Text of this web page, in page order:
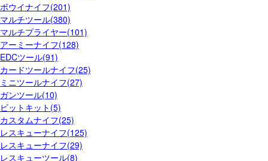
ボウイナイフ(201)
マルチツール(380)
マルチプライヤー(101)
アーミーナイフ(128)
EDCツール(91)
カードツールナイフ(25)
ミニツールナイフ(27)
ガンツール(10)
ビットキット(5)
カスタムナイフ(25)
レスキューナイフ(125)
レスキューナイフ(29)
レスキューツール(8)